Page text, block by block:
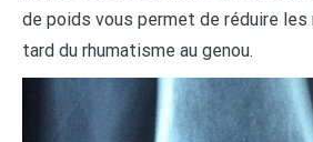
de poids vous permet de réduire les
tard du rhumatisme au genou.